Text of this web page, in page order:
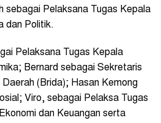
sebagai Pelaksana Tugas Kepala
dan Politik.
Pelaksana Tugas Kepala
Bernard sebagai Sekretaris
(Brida); Hasan Kemong
Viro, sebagai Pelaksa Tugas
dan Keuangan serta